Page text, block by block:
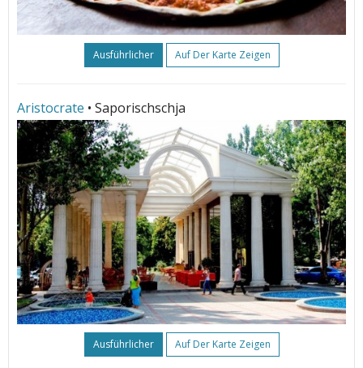
Ausführlicher Auf Der Karte Zeigen
Aristocrate • Saporischschja
Ausführlicher Auf Der Karte Zeigen